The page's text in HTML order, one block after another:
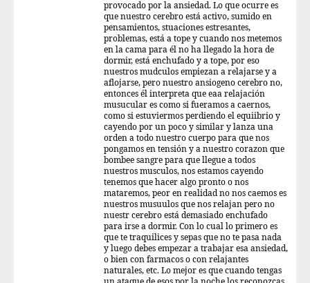
provocado por la ansiedad. Lo que ocurre es
que nuestro cerebro está activo, sumido en
pensamientos, stuaciones estresantes,
problemas, está a tope y cuando nos metemos
en la cama para él no ha llegado la hora de
dormir, está enchufado y a tope, por eso
nuestros mudculos empiezan a relajarse y a
aflojarse, pero nuestro ansiogeno cerebro no,
entonces él interpreta que eaa relajación
musucular es como si fueramos a caernos,
como si estuviermos perdiendo el equiibrio y
cayendo por un poco y similar y lanza una
orden a todo nuestro cuerpo para que nos
pongamos en tensión y a nuestro corazon que
bombee sangre para que llegue a todos
nuestros musculos, nos estamos cayendo
tenemos que hacer algo pronto o nos
mataremos, peor en realidad no nos caemos es
nuestros musuulos que nos relajan pero no
nuestr cerebro está demasiado enchufado
para irse a dormir. Con lo cual lo primero es
que te traquilices y sepas que no te pasa nada
y luego debes empezar a trabajar esa ansiedad,
o bien con farmacos o con relajantes
naturales, etc. Lo mejor es que cuando tengas